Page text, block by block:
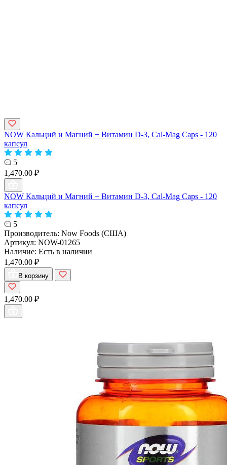
NOW Кальций и Магний + Витамин D-3, Cal-Mag Caps - 120
капсул
5
1,470.00 ₽
NOW Кальций и Магний + Витамин D-3, Cal-Mag Caps - 120
капсул
5
Производитель: Now Foods (США)
Артикул: NOW-01265
Наличие: Есть в наличии
1,470.00 ₽
В корзину
1,470.00 ₽